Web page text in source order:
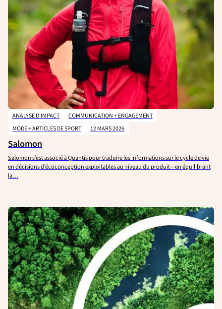
ANALYSE D’IMPACT
COMMUNICATION + ENGAGEMENT
MODE + ARTICLES DE SPORT
12 MARS 2026
Salomon
Salomon s’est associé à Quantis pour traduire les informations sur le cycle de vie
en décisions d’écoconception exploitables au niveau du produit – en équilibrant
la…